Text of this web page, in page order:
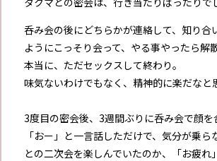
呑み会の後にどちらかが連絡して、知り合
ようにこっそり会って、やる事やったら解散
本当に、ただセックスして終わり。
味気ないわけでもなく、精神的に楽だなと
3度目の密会後、3週間ぶりに呑み会で顔
「おー」と一言話しただけで、気分が乗ら
との二次会を楽しんでいたのか、「お疲れ